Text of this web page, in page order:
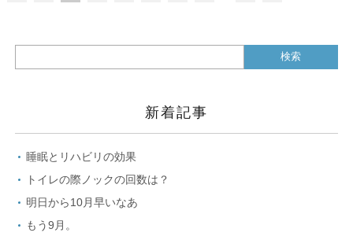
新着記事
睡眠とリハビリの効果
トイレの際ノックの回数は？
明日から10月早いなあ
もう9月。